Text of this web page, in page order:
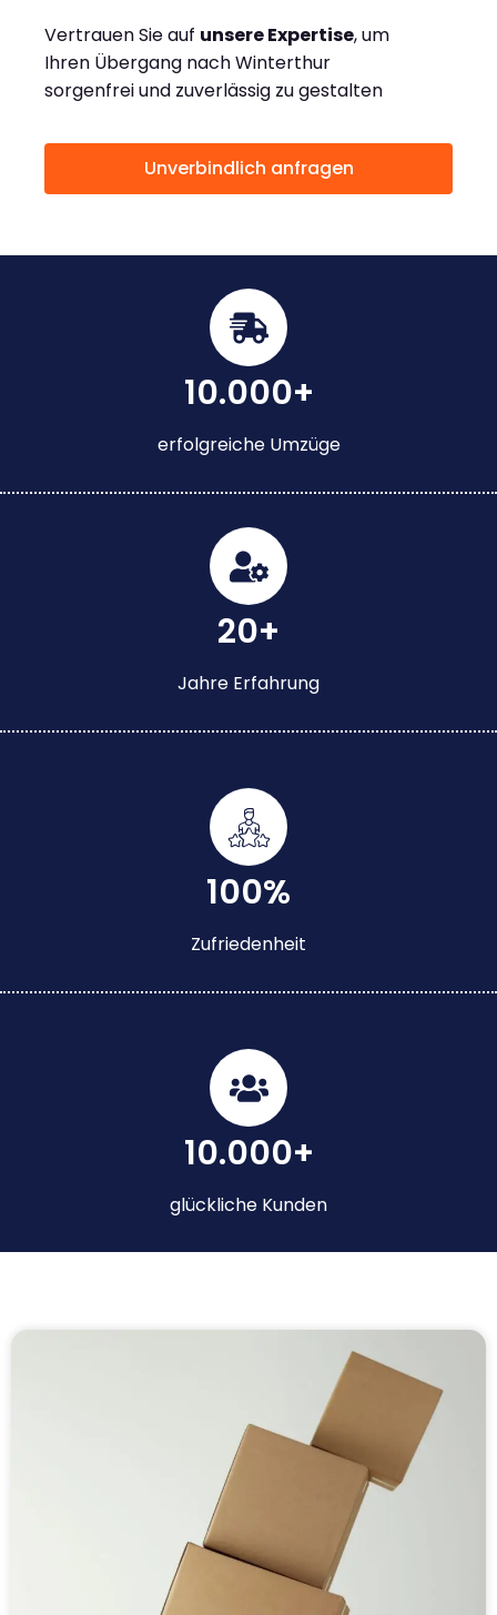
Vertrauen Sie auf unsere Expertise, um
Ihren Übergang nach Winterthur
sorgenfrei und zuverlässig zu gestalten
Unverbindlich anfragen
10.000+
erfolgreiche Umzüge
20+
Jahre Erfahrung
100%
Zufriedenheit
10.000+
glückliche Kunden